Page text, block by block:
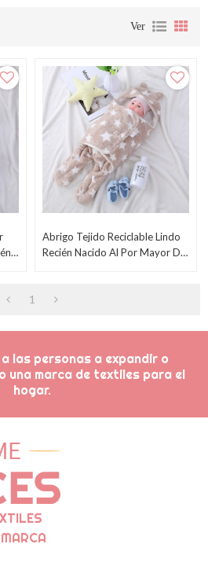
Ver
Abrigo Tejido Reciclable Lindo
Recién Nacido Al Por Mayor Del
1
las personas a expandir o
una marca de textiles para el
hogar.